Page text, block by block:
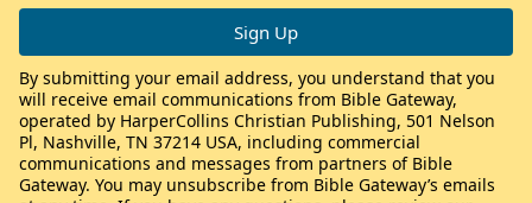
By submitting your email address, you understand that you
will receive email communications from Bible Gateway,
operated by HarperCollins Christian Publishing, 501 Nelson
Pl, Nashville, TN 37214 USA, including commercial
communications and messages from partners of Bible
Gateway. You may unsubscribe from Bible Gateway’s emails